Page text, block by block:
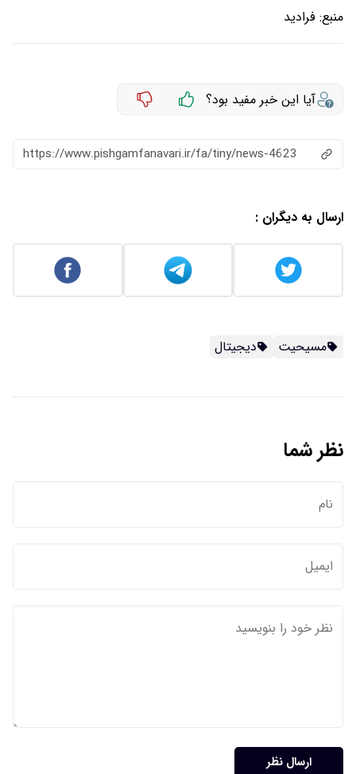
منبع: فرادید
آیا این خبر مفید بود؟
https://www.pishgamfanavari.ir/fa/tiny/news-4623
ارسال به دیگران :
مسیحیت دیجیتال
نظر شما
ارسال نظر